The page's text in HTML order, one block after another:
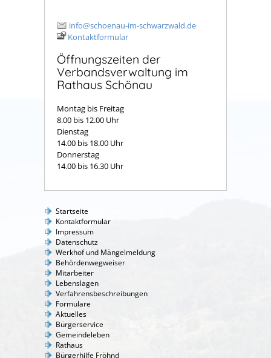
info@schoenau-im-schwarzwald.de
Kontaktformular
Öffnungszeiten der
Verbandsverwaltung im
Rathaus Schönau
Montag bis Freitag
8.00 bis 12.00 Uhr
Dienstag
14.00 bis 18.00 Uhr
Donnerstag
14.00 bis 16.30 Uhr
Startseite
Kontaktformular
Impressum
Datenschutz
Werkhof und Mängelmeldung
Behördenwegweiser
Mitarbeiter
Lebenslagen
Verfahrensbeschreibungen
Formulare
Aktuelles
Bürgerservice
Gemeindeleben
Rathaus
Bürgerhilfe Fröhnd